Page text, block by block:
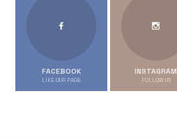
FACEBOOK
LIKE OUR PAGE
INSTAGRAM
FOLLOW US